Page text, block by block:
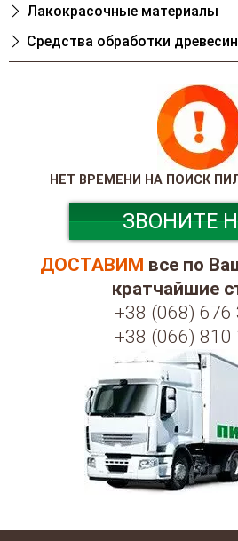
Лакокрасочные материалы
Cредства обработки
НЕТ ВРЕМЕНИ НА ПОИСК
ЗВОНИТЕ
ДОСТАВИМ все по
кратчайшие
+38 (068) 676
+38 (066) 810